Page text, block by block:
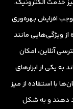
خدمت الکترونیک،
افزایش بهره‌وری
ویژگی‌هایی مانند
آنلاین، امکان
به یکی از ابزارهای
با استفاده از میز
دهند و به شکل